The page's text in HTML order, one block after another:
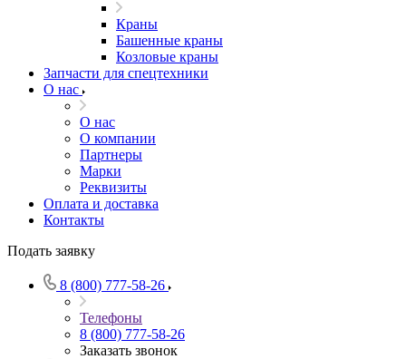
Краны
Башенные краны
Козловые краны
Запчасти для спецтехники
О нас
О нас
О компании
Партнеры
Марки
Реквизиты
Оплата и доставка
Контакты
Подать заявку
8 (800) 777-58-26
Телефоны
8 (800) 777-58-26
Заказать звонок